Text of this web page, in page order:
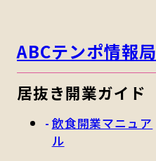
ABCテンポ情報局
居抜き開業ガイド
飲食開業マニュア
ル